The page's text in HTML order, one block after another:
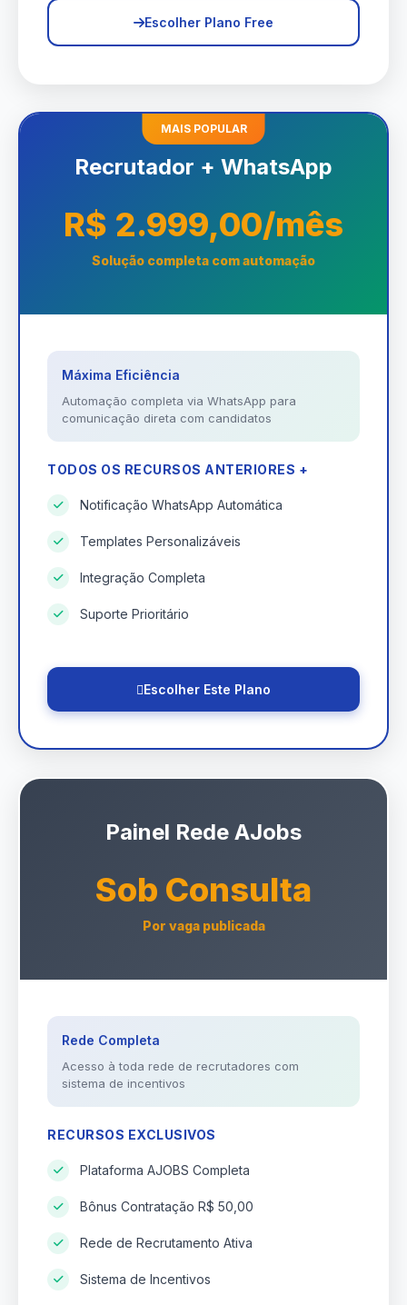
Escolher Plano Free
MAIS POPULAR
Recrutador + WhatsApp
R$ 2.999,00/mês
Solução completa com automação
Máxima Eficiência
Automação completa via WhatsApp para
comunicação direta com candidatos
TODOS OS RECURSOS ANTERIORES +
Notificação WhatsApp Automática
Templates Personalizáveis
Integração Completa
Suporte Prioritário
Escolher Este Plano
Painel Rede AJobs
Sob Consulta
Por vaga publicada
Rede Completa
Acesso à toda rede de recrutadores com
sistema de incentivos
RECURSOS EXCLUSIVOS
Plataforma AJOBS Completa
Bônus Contratação R$ 50,00
Rede de Recrutamento Ativa
Sistema de Incentivos